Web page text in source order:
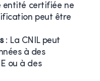
entité certifiée ne
peut être
: La CNIL peut
à des
ou à des